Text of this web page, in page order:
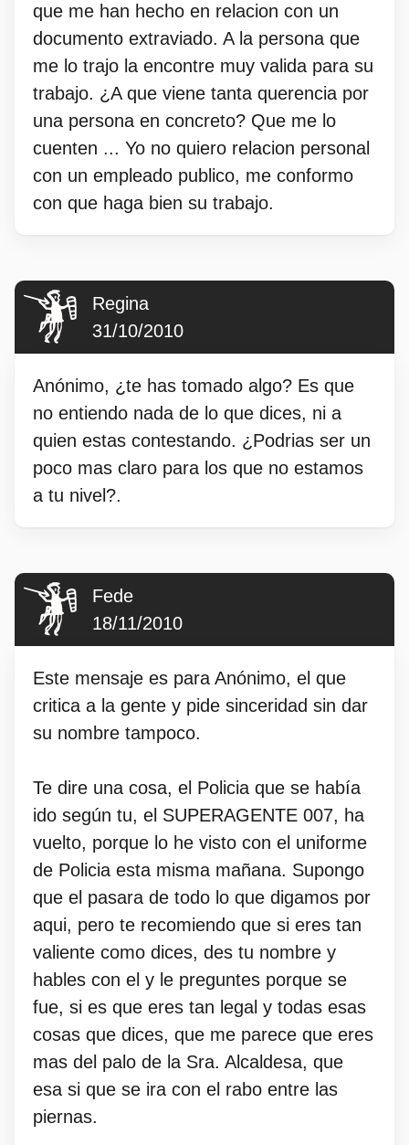
que me han hecho en relacion con un
documento extraviado. A la persona que
me lo trajo la encontre muy valida para su
trabajo. ¿A que viene tanta querencia por
una persona en concreto? Que me lo
cuenten ... Yo no quiero relacion personal
con un empleado publico, me conformo
con que haga bien su trabajo.
Regina
31/10/2010
Anónimo, ¿te has tomado algo? Es que
no entiendo nada de lo que dices, ni a
quien estas contestando. ¿Podrias ser un
poco mas claro para los que no estamos
a tu nivel?.
Fede
18/11/2010
Este mensaje es para Anónimo, el que
critica a la gente y pide sinceridad sin dar
su nombre tampoco.
Te dire una cosa, el Policia que se había
ido según tu, el SUPERAGENTE 007, ha
vuelto, porque lo he visto con el uniforme
de Policia esta misma mañana. Supongo
que el pasara de todo lo que digamos por
aqui, pero te recomiendo que si eres tan
valiente como dices, des tu nombre y
hables con el y le preguntes porque se
fue, si es que eres tan legal y todas esas
cosas que dices, que me parece que eres
mas del palo de la Sra. Alcaldesa, que
esa si que se ira con el rabo entre las
piernas.